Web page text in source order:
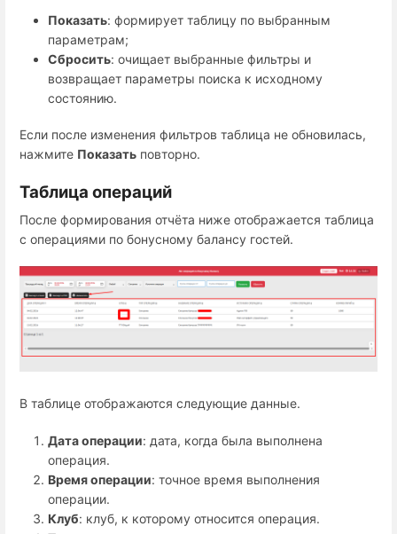
Показать: формирует таблицу по выбранным
параметрам;
Сбросить: очищает выбранные фильтры и
возвращает параметры поиска к исходному
состоянию.
Если после изменения фильтров таблица не обновилась,
нажмите Показать повторно.
Таблица операций
После формирования отчёта ниже отображается таблица
с операциями по бонусному балансу гостей.
В таблице отображаются следующие данные.
Дата операции: дата, когда была выполнена
операция.
Время операции: точное время выполнения
операции.
Клуб: клуб, к которому относится операция.